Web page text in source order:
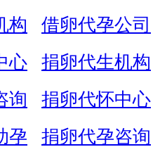
构
借卵代孕公司
心
捐卵代生机构
询
捐卵代怀中心
孕
捐卵代孕咨询